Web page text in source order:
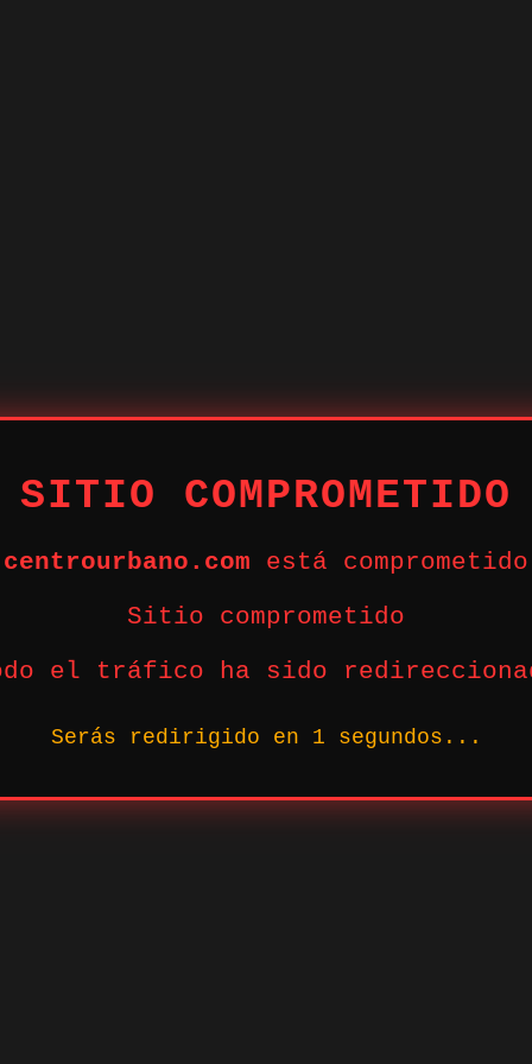
centrourbano.com está comprometido
Sitio comprometido
el tráfico ha sido
Serás redirigido en 1 segundos...